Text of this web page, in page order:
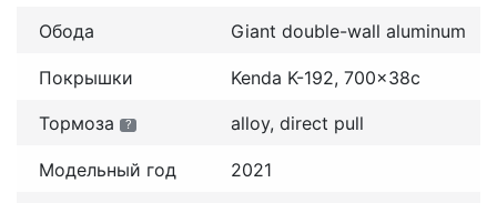
Обода Giant double-wall aluminum
Покрышки Kenda K-192, 700x38c
Тормоза ? alloy, direct pull
Модельный год 2021